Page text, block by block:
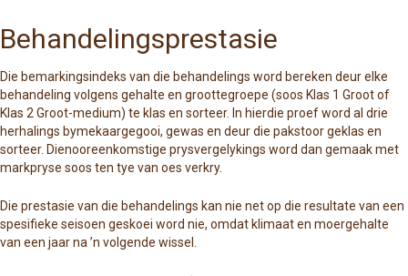
Behandelingsprestasie
Die bemarkingsindeks van die behandelings word bereken deur elke
behandeling volgens gehalte en groottegroepe (soos Klas 1 Groot of
Klas 2 Groot-medium) te klas en sorteer. In hierdie proef word al drie
herhalings bymekaargegooi, gewas en deur die pakstoor geklas en
sorteer. Dienooreenkomstige prysvergelykings word dan gemaak met
markpryse soos ten tye van oes verkry.
Die prestasie van die behandelings kan nie net op die resultate van een
spesifieke seisoen geskoei word nie, omdat klimaat en moergehalte
van een jaar na ’n volgende wissel.